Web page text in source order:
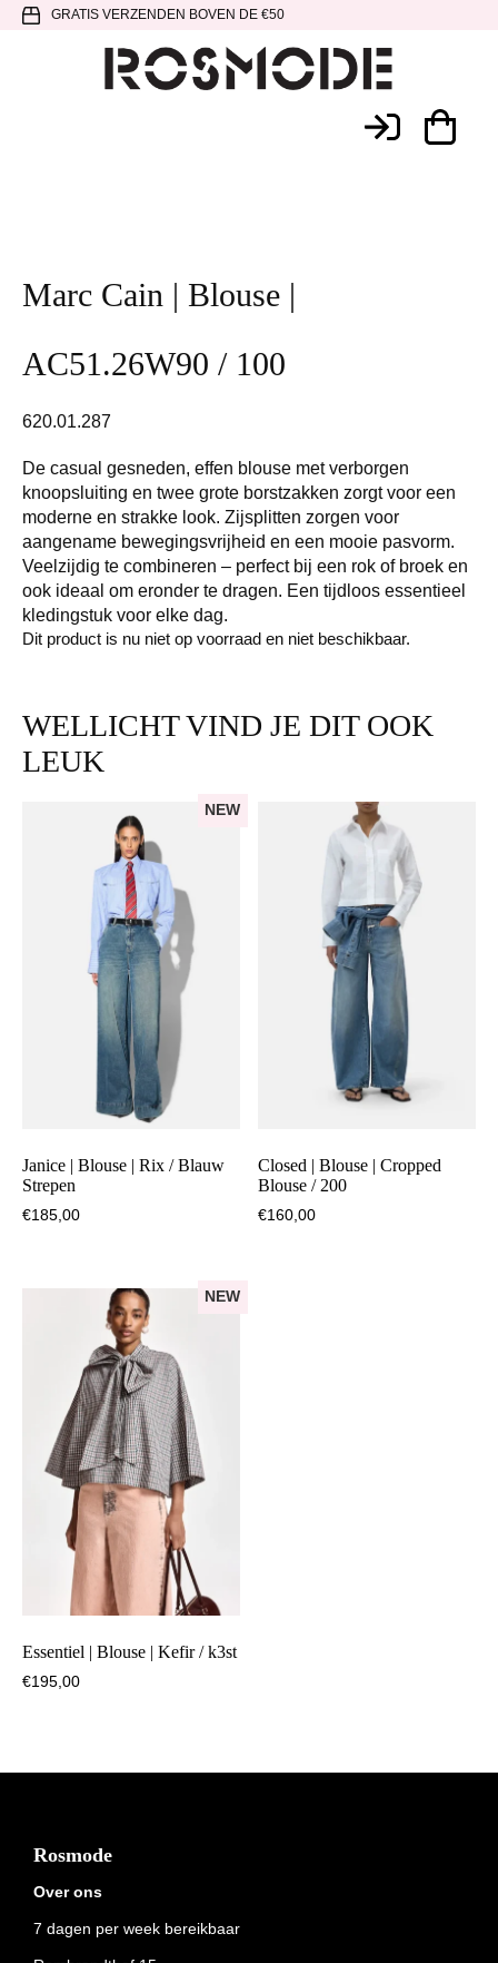
Spring
hoofdnavigatie
Door
SpringGRATIS VERZENDEN BOVEN DE €50
Marc Cain | Blouse |
AC51.26W90 / 100
620.01.287
De casual gesneden, effen blouse met verborgen
knoopsluiting en twee grote borstzakken zorgt voor een
moderne en strakke look. Zijsplitten zorgen voor
aangename bewegingsvrijheid en een mooie pasvorm.
Veelzijdig te combineren – perfect bij een rok of broek en
ook ideaal om eronder te dragen. Een tijdloos essentieel
kledingstuk voor elke dag.
Dit product is nu niet op voorraad en niet beschikbaar.
WELLICHT VIND JE DIT OOK
LEUK
NEW
Janice | Blouse | Rix / Blauw
Strepen
€185,00
Closed | Blouse | Cropped
Blouse / 200
€160,00
NEW
Essentiel | Blouse | Kefir / k3st
€195,00
Footer
Rosmode
Over ons
7 dagen per week bereikbaar